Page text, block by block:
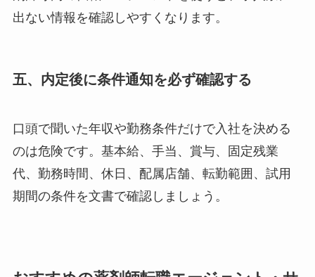
出ない情報を確認しやすくなります。
五、内定後に条件通知を必ず確認する
口頭で聞いた年収や勤務条件だけで入社を決める
のは危険です。基本給、手当、賞与、固定残業
代、勤務時間、休日、配属店舗、転勤範囲、試用
期間の条件を文書で確認しましょう。